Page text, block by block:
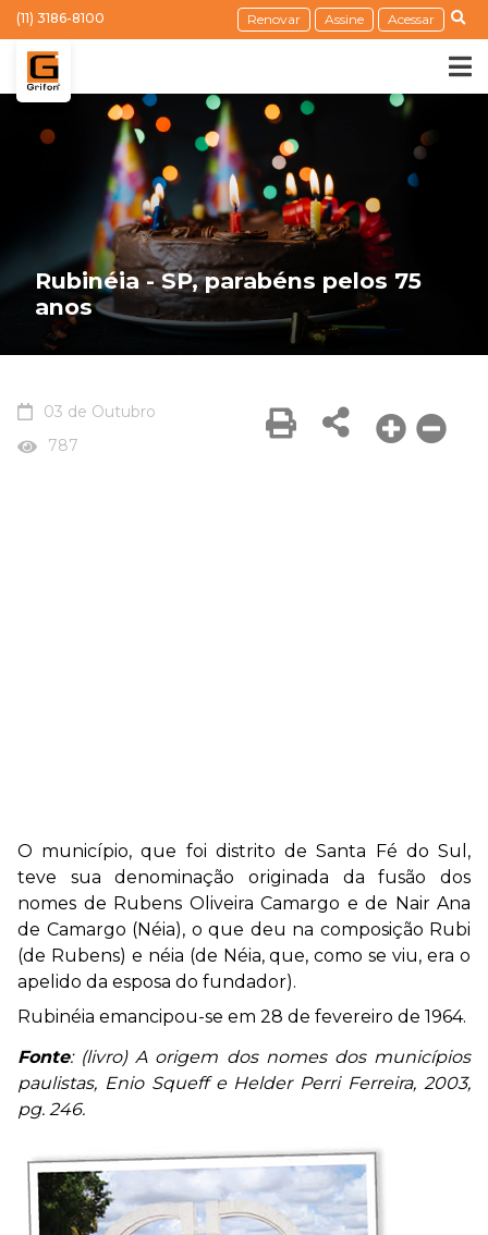
(11) 3186-8100 Renovar Assine Acessar
Rubinéia - SP, parabéns pelos 75
anos
03 de Outubro
787
O município, que foi distrito de Santa Fé do Sul,
teve sua denominação originada da fusão dos
nomes de Rubens Oliveira Camargo e de Nair Ana
de Camargo (Néia), o que deu na composição Rubi
(de Rubens) e néia (de Néia, que, como se viu, era o
apelido da esposa do fundador).
Rubinéia emancipou-se em 28 de fevereiro de 1964.
Fonte: (livro) A origem dos nomes dos municípios
paulistas, Enio Squeff e Helder Perri Ferreira, 2003,
pg. 246.